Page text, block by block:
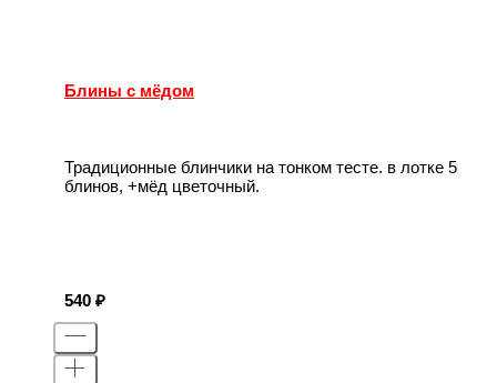
Блины с мёдом
Традиционные блинчики на тонком тесте. в лотке 5
блинов, +мёд цветочный.
540